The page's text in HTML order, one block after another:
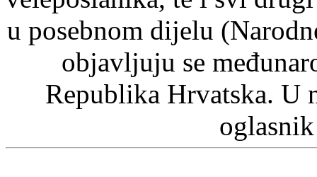
u posebnom dijelu
objavljuju se
Republika Hrvatska. U